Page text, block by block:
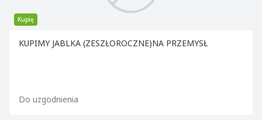
Kupię
KUPIMY JABLKA (ZESZŁOROCZNE)NA PRZEMYSŁ
Do uzgodnienia